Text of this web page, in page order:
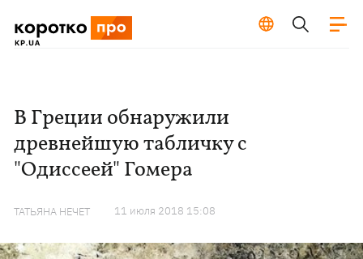
В Греции обнаружили
древнейшую табличку с
"Одиссеей" Гомера
ТАТЬЯНА НЕЧЕТ 11 июля 2018 15:08